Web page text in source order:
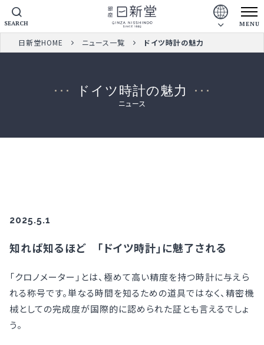
MENU
SEARCH
日新堂HOME ニュース一覧 ドイツ時計の魅力
ドイツ時計の魅力
ニュース
2025.5.1
知れば知るほど 「ドイツ時計」に魅了される
「クロノメーター」とは、極めて高い精度を持つ時計に与えら
れる称号です。単なる時間を知るための道具ではなく、精密機
械としての完成度が国際的に認められた証とも言えるでしょ
う。